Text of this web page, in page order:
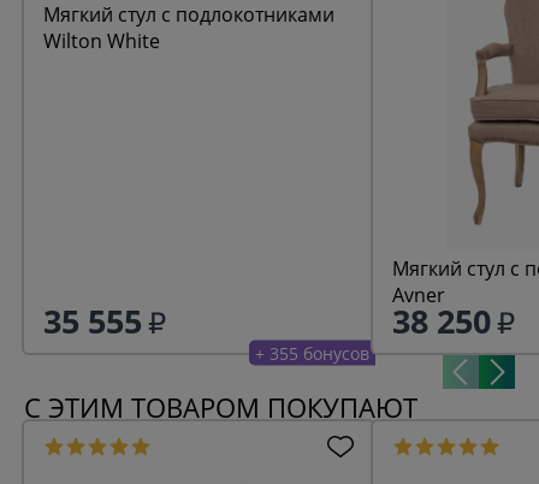
Мягкий стул с подлокотниками
Wilton White
35 555
+ 355 бонусов
Мягкий стул с
Avner
38 250
С ЭТИМ ТОВАРОМ ПОКУПАЮТ